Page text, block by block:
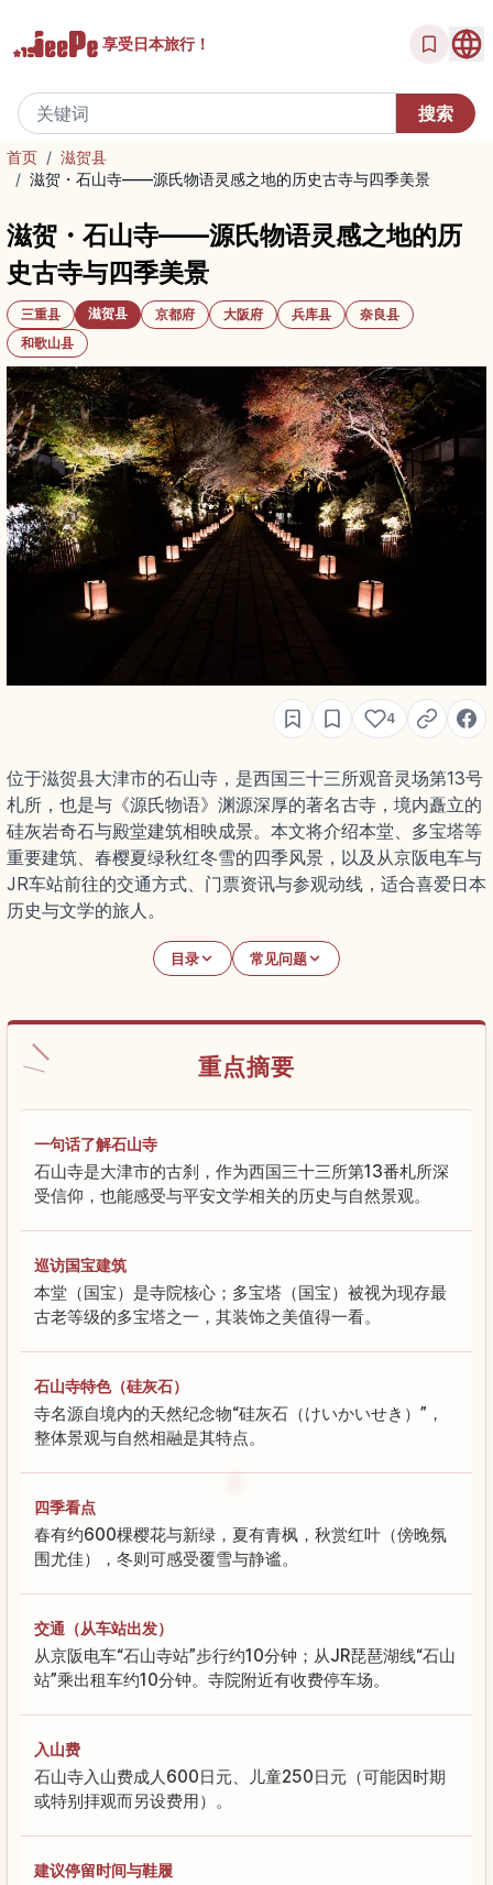
享受日本旅行！
首页 / 滋贺县
/ 滋贺・石山寺——源氏物语灵感之地的历史古寺与四季美景
滋贺・石山寺——源氏物语灵感之地的历
史古寺与四季美景
三重县 滋贺县 京都府 大阪府 兵库县
奈良县
和歌山县
4
位于滋贺县大津市的石山寺，是西国三十三所观音灵场第13号
札所，也是与《源氏物语》渊源深厚的著名古寺，境内矗立的
硅灰岩奇石与殿堂建筑相映成景。本文将介绍本堂、多宝塔等
重要建筑、春樱夏绿秋红冬雪的四季风景，以及从京阪电车与
JR车站前往的交通方式、门票资讯与参观动线，适合喜爱日本
历史与文学的旅人。
目录 常见问题
重点摘要
一句话了解石山寺
石山寺是大津市的古刹，作为西国三十三所第13番札所深
受信仰，也能感受与平安文学相关的历史与自然景观。
巡访国宝建筑
本堂（国宝）是寺院核心；多宝塔（国宝）被视为现存最
古老等级的多宝塔之一，其装饰之美值得一看。
石山寺特色（硅灰石）
寺名源自境内的天然纪念物“硅灰石（けいかいせき）”，
整体景观与自然相融是其特点。
四季看点
春有约600棵樱花与新绿，夏有青枫，秋赏红叶（傍晚氛
围尤佳），冬则可感受覆雪与静谧。
交通（从车站出发）
从京阪电车“石山寺站”步行约10分钟；从JR琵琶湖线“石山
站”乘出租车约10分钟。寺院附近有收费停车场。
入山费
石山寺入山费成人600日元、儿童250日元（可能因时期
或特别拝观而另设费用）。
建议停留时间与鞋履